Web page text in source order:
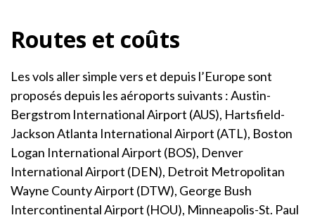
Routes et coûts
Les vols aller simple vers et depuis l’Europe sont
proposés depuis les aéroports suivants : Austin-
Bergstrom International Airport (AUS), Hartsfield-
Jackson Atlanta International Airport (ATL), Boston
Logan International Airport (BOS), Denver
International Airport (DEN), Detroit Metropolitan
Wayne County Airport (DTW), George Bush
Intercontinental Airport (HOU), Minneapolis-St. Paul